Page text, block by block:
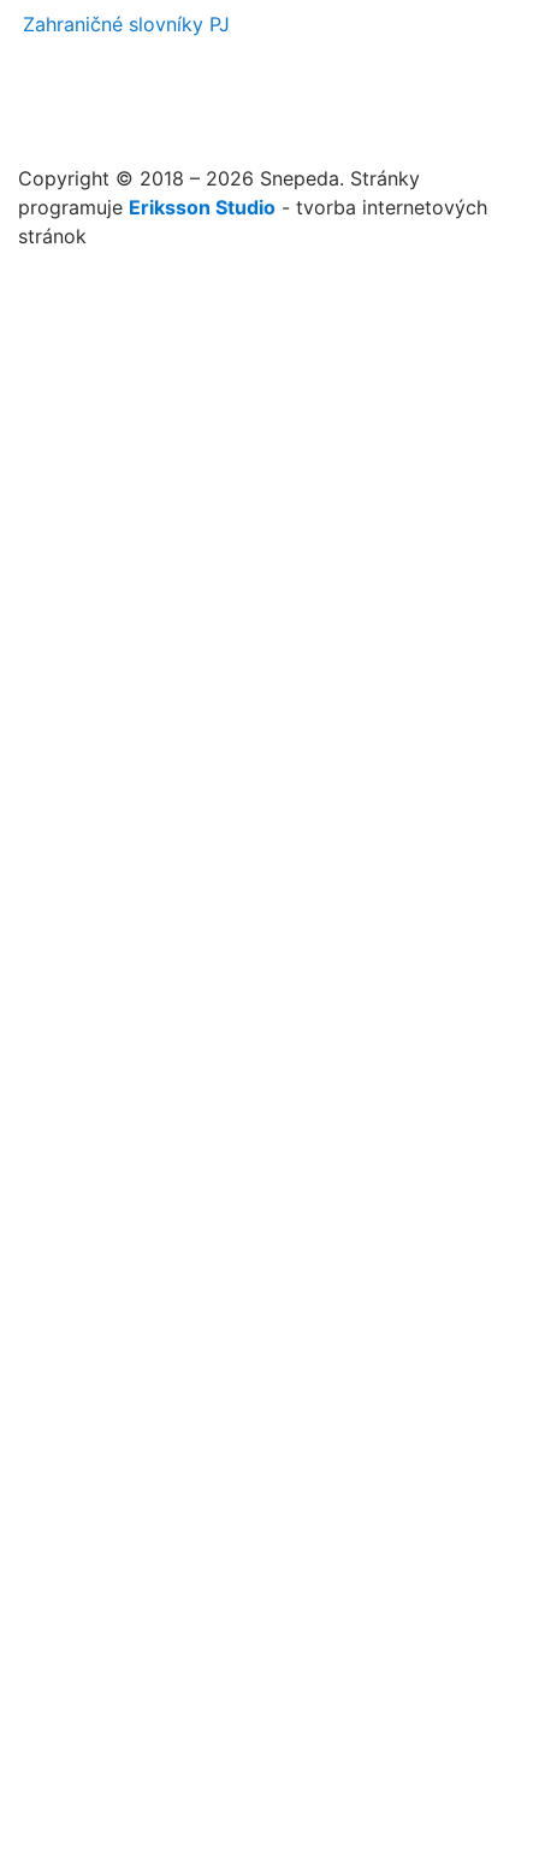
Zahraničné slovníky PJ
Copyright © 2018 – 2026 Snepeda. Stránky
programuje Eriksson Studio - tvorba internetových
stránok